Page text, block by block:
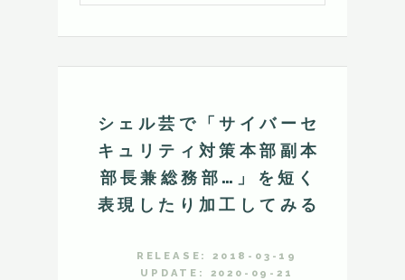
シェル芸で「サイバーセ
キュリティ対策本部副本
部長兼総務部…」を短く
表現したり加工してみる
RELEASE: 2018-03-19
UPDATE: 2020-09-21